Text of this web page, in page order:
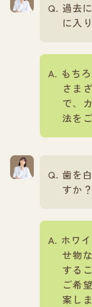
過去
に入
もち
さま
で、
法を
歯を
すか？
ホワ
せ物
する
ご希
案しま